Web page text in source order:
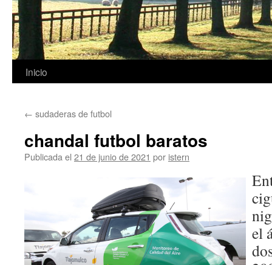
Saltar
contenido
Inicio
← sudaderas de futbol
chandal futbol baratos
Publicada el 21 de junio de 2021 por istern
el